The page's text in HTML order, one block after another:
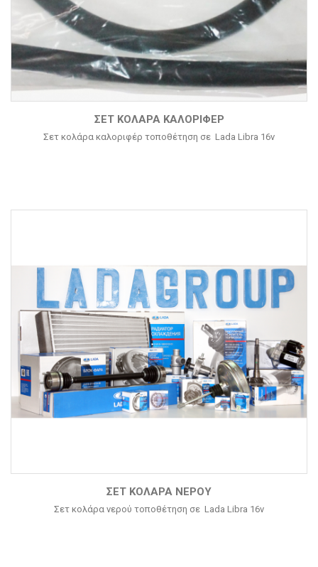
ΣΕΤ ΚΟΛΆΡΑ ΚΑΛΟΡΙΦΈΡ
Σετ κολάρα καλοριφέρ τοποθέτηση σε Lada Libra 16v
ΣΕΤ ΚΟΛΆΡΑ ΝΕΡΟΎ
Σετ κολάρα νερού τοποθέτηση σε Lada Libra 16v